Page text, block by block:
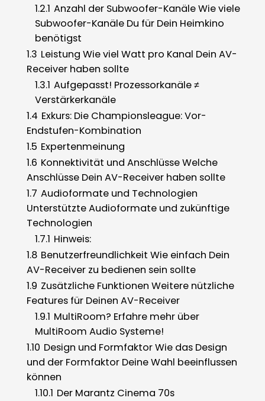
1.2.1 Anzahl der Subwoofer-Kanäle Wie viele
Subwoofer-Kanäle Du für Dein Heimkino
benötigst
1.3 Leistung Wie viel Watt pro Kanal Dein AV-
Receiver haben sollte
1.3.1 Aufgepasst! Prozessorkanäle ≠
Verstärkerkanäle
1.4 Exkurs: Die Championsleague: Vor-
Endstufen-Kombination
1.5 Expertenmeinung
1.6 Konnektivität und Anschlüsse Welche
Anschlüsse Dein AV-Receiver haben sollte
1.7 Audioformate und Technologien
Unterstützte Audioformate und zukünftige
Technologien
1.7.1 Hinweis:
1.8 Benutzerfreundlichkeit Wie einfach Dein
AV-Receiver zu bedienen sein sollte
1.9 Zusätzliche Funktionen Weitere nützliche
Features für Deinen AV-Receiver
1.9.1 MultiRoom? Erfahre mehr über
MultiRoom Audio Systeme!
1.10 Design und Formfaktor Wie das Design
und der Formfaktor Deine Wahl beeinflussen
können
1.10.1 Der Marantz Cinema 70s